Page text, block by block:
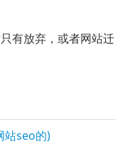
有放弃，或者网站迁
站seo的)